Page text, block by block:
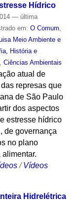
Hídrico
— última
em: O Comum,
Meio Ambiente e
História e
Ciências Ambientais
atual de
represas que
de São Paulo
dos aspectos
estresse hídrico
de governança
no plano
/Vídeos
Hidrelétrica